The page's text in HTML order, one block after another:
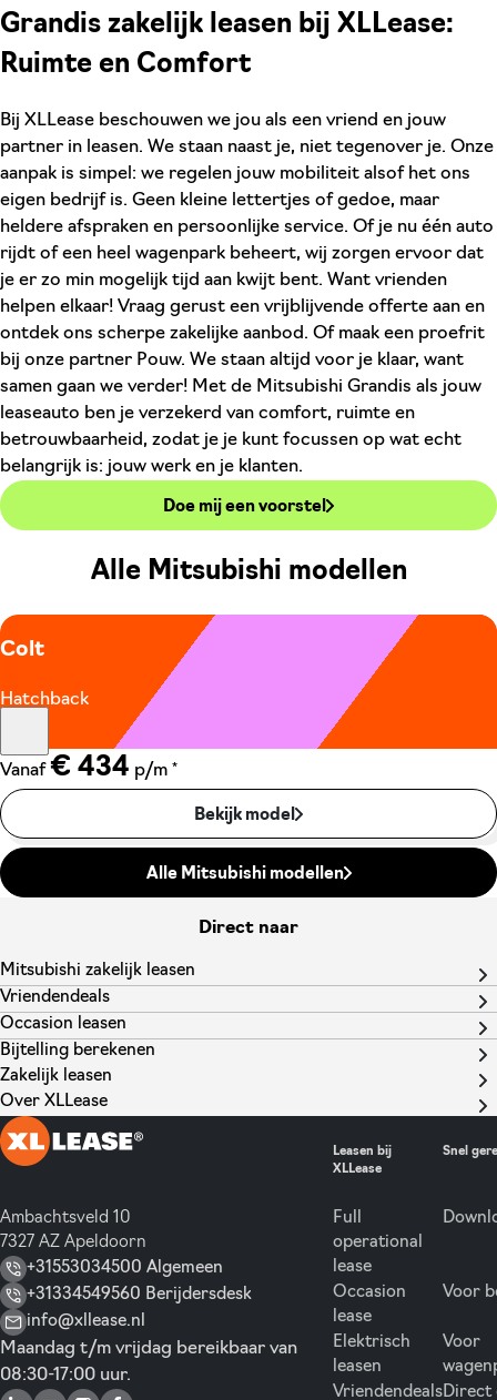
Grandis zakelijk leasen bij XLLease:
Ruimte en Comfort
Bij XLLease beschouwen we jou als een vriend en jouw
partner in leasen. We staan naast je, niet tegenover je. Onze
aanpak is simpel: we regelen jouw mobiliteit alsof het ons
eigen bedrijf is. Geen kleine lettertjes of gedoe, maar
heldere afspraken en persoonlijke service. Of je nu één auto
rijdt of een heel wagenpark beheert, wij zorgen ervoor dat
je er zo min mogelijk tijd aan kwijt bent. Want vrienden
helpen elkaar! Vraag gerust een vrijblijvende offerte aan en
ontdek ons scherpe zakelijke aanbod. Of maak een proefrit
bij onze partner Pouw. We staan altijd voor je klaar, want
samen gaan we verder! Met de Mitsubishi Grandis als jouw
leaseauto ben je verzekerd van comfort, ruimte en
betrouwbaarheid, zodat je je kunt focussen op wat echt
belangrijk is: jouw werk en je klanten.
Doe mij een voorstel
Alle Mitsubishi modellen
Colt
Hatchback
Vanaf € 434 p/m *
Bekijk model
Alle Mitsubishi modellen
Direct naar
Mitsubishi zakelijk leasen
Vriendendeals
Occasion leasen
Bijtelling berekenen
Zakelijk leasen
Over XLLease
Ambachtsveld 10
7327 AZ Apeldoorn
+31553034500 Algemeen
+31334549560 Berijdersdesk
info@xllease.nl
Maandag t/m vrijdag bereikbaar van
08:30-17:00 uur.
Leasen bij
XLLease
Full
operational
lease
Occasion
lease
Elektrisch
leasen
Vriendendeals
Snel
Voor
Voor
Direct